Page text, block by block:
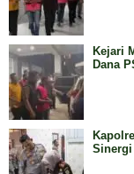
Kejari
Dana
Sinergi